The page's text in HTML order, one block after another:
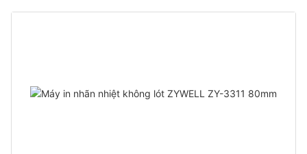
Màu đen